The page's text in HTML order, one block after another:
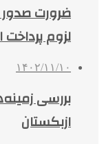
ضرورت صدور
لزوم پرداخت
۱۴۰۲/۱۱/۱۰
بررسی
ازبکستان